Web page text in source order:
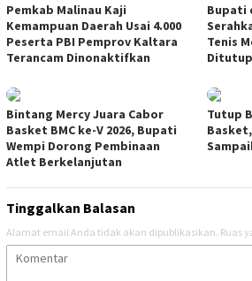
Pemkab Malinau Kaji
Kemampuan Daerah Usai 4.000
Peserta PBI Pemprov Kaltara
Terancam Dinonaktifkan
Bupati
Tenis
Ditutup
Bintang Mercy Juara Cabor
Basket BMC ke-V 2026, Bupati
Wempi Dorong Pembinaan
Atlet Berkelanjutan
Tutup
Tinggalkan Balasan
Alamat email Anda tidak akan dipublikasikan. Ruas